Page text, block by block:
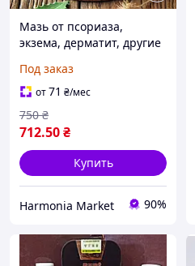
Мазь от псориаза,
экзема, дерматит, другие
состав , авторский 100
грамм
Под заказ
от71 ₴/мес
712.50₴
750 ₴
Купить
Harmonia Market 90%